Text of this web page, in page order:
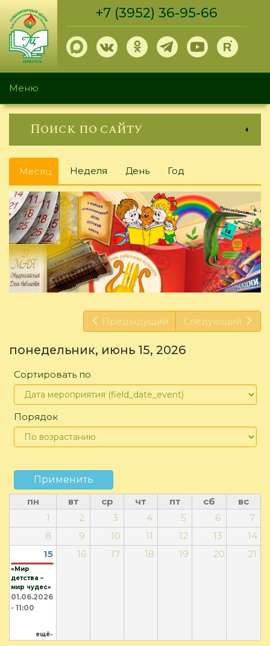
Перейти
основному
содержанию
+7 (3952) 36-95-66
Меню
Поиск по сайту
Главные
вкладки
Месяц (активная
вкладка)
Неделя День Год
Предыдущий Следующий
понедельник, июнь 15, 2026
Сортировать по
Порядок
Применить
пн
вт ср чт пт сб
вс
1
2 3 4 5 6
7
8
9 10 11 12 13
14
15
16 17 18 19 20 21
«Мир
детства –
мир чудес»
01.06.2026
- 11:00
ещё»